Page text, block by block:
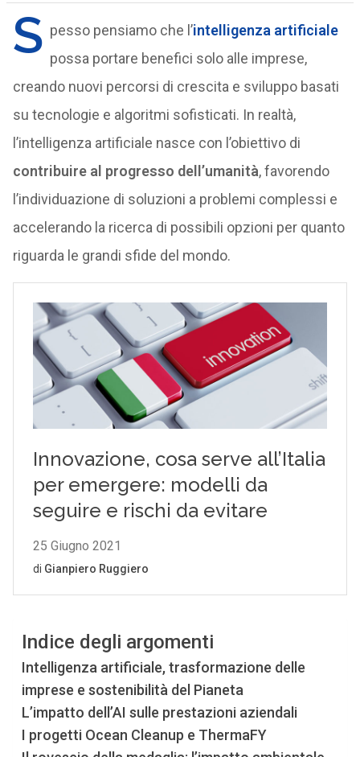
S pesso pensiamo che l’intelligenza artificiale
possa portare benefici solo alle imprese,
creando nuovi percorsi di crescita e sviluppo basati
su tecnologie e algoritmi sofisticati. In realtà,
l’intelligenza artificiale nasce con l’obiettivo di
contribuire al progresso dell’umanità, favorendo
l’individuazione di soluzioni a problemi complessi e
accelerando la ricerca di possibili opzioni per quanto
riguarda le grandi sfide del mondo.
Indice degli argomenti
Intelligenza artificiale, trasformazione delle
imprese e sostenibilità del Pianeta
L’impatto dell’AI sulle prestazioni aziendali
I progetti Ocean Cleanup e ThermaFY